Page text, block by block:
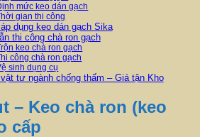
mức keo dán gạch
gian thi công
dụng keo dán gạch Sika
thi công chà ron gạch
keo chà ron gạch
công chà ron gạch
sinh dụng cụ
tư ngành chống thấm – Giá tận Kho
– Keo chà ron (keo
cấp